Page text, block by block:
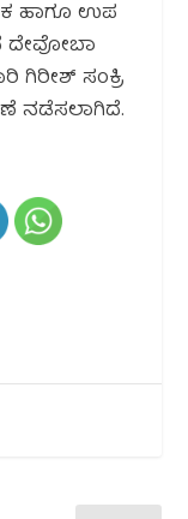
ಹಾಗೂ ಉಪ
ದೇವೋಬಾ
ಗಿರೀಶ್ ಸಂಕ್ರಿ
ನಡೆಸಲಾಗಿದೆ.